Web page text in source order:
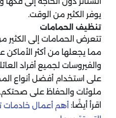
يوفر الكثير من الوقت.
تنظيف الحمامات
تتعرض الحمامات إلى الكثير
مما يجعلها من أكثر الأماكن
والفيروسات لجميع أفراد
على استخدام أفضل أنواع
ملوثات والحفاظ على صحتكم.
اقرأ أيضًا: أهم أعمال خادمات